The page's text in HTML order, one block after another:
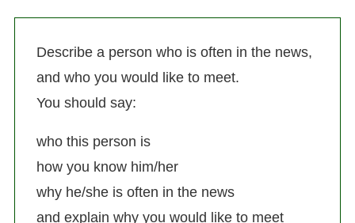
Describe a person who is often in the news,
and who you would like to meet.
You should say:
who this person is
how you know him/her
why he/she is often in the news
and explain why you would like to meet